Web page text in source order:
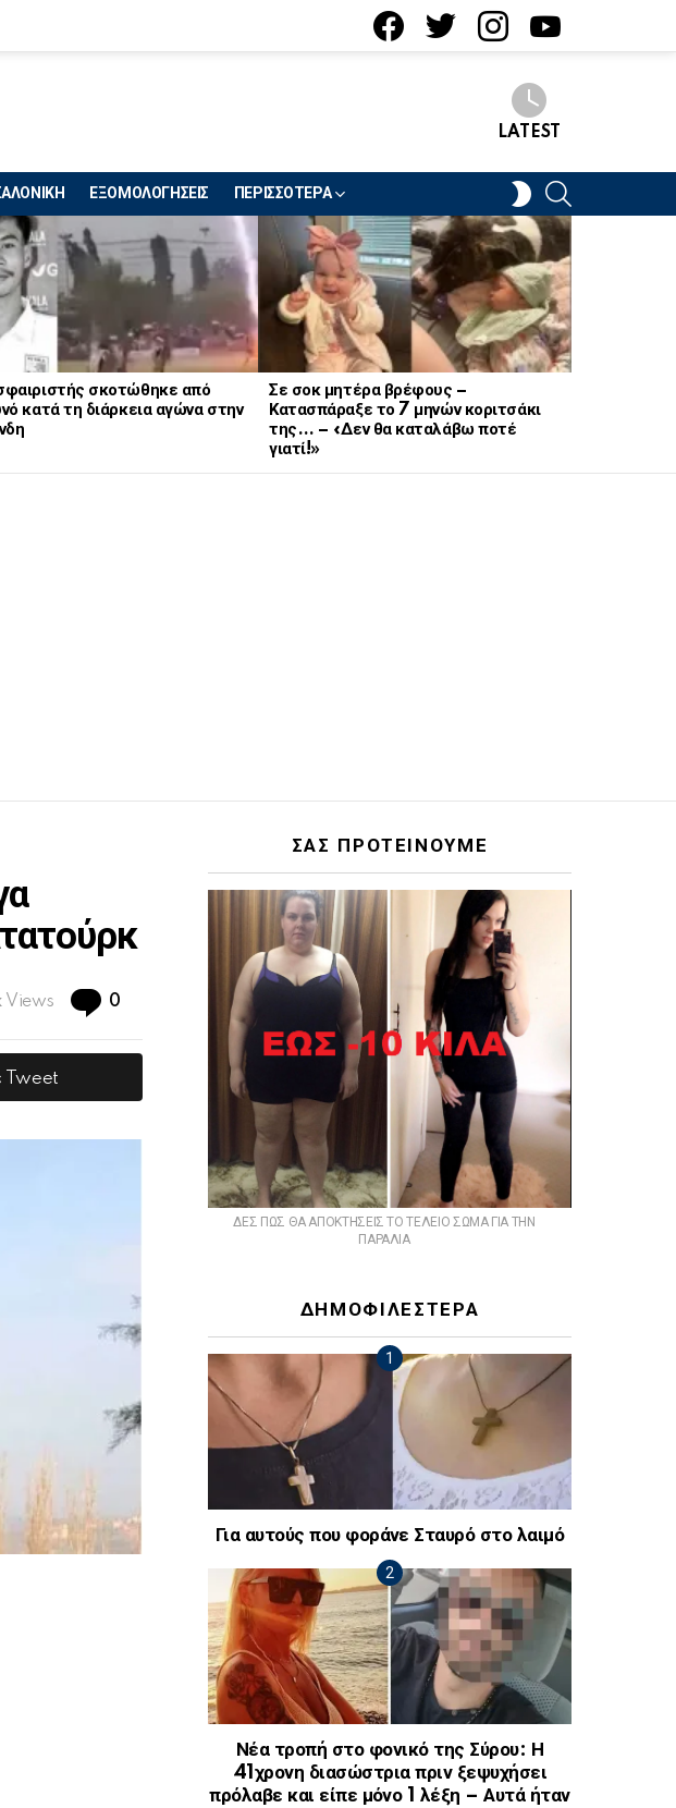
LATEST
ΕΞΟΜΟΛΟΓΗΣΕΙΣ ΠΕΡΙΣΣΟΤΕΡΑ
SWITCH
SKIN
σκοτώθηκε από
κατά τη διάρκεια αγώνα στην
Σε σοκ μητέρα βρέφους –
Κατασπάραξε το 7 μηνών κοριτσάκι
της… – «Δεν θα καταλάβω ποτέ
γιατί!»
Views 0
Tweet
ΣΑΣ ΠΡΟΤΕΙΝΟΥΜΕ
ΔΕΣ ΠΩΣ ΘΑ ΑΠΟΚΤΗΣΕΙΣ ΤΟ ΤΕΛΕΙΟ ΣΩΜΑ ΓΙΑ ΤΗΝ
ΠΑΡΑΛΙΑ
ΔΗΜΟΦΙΛΕΣΤΕΡΑ
Για αυτούς που φοράνε Σταυρό στο λαιμό
Νέα τροπή στο φονικό της Σύρου: Η
41χρονη διασώστρια πριν ξεψυχήσει
πρόλαβε και είπε μόνο 1 λέξη – Αυτά ήταν